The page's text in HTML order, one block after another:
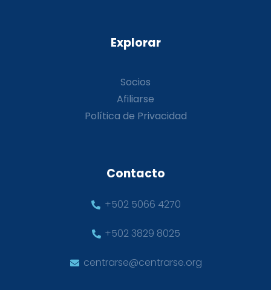
Explorar
Socios
Afiliarse
Política de Privacidad
Contacto
+502 5066 4270
+502 3829 8025
centrarse@centrarse.org